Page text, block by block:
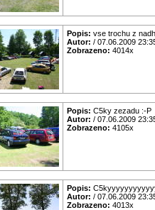
Popis: vse trochu z
Autor: / 07.06.2009
Zobrazeno: 4014x
Popis: C5ky zezadu :-P
Autor: / 07.06.2009
Zobrazeno: 4105x
Popis:
Autor: / 07.06.2009
Zobrazeno: 4013x